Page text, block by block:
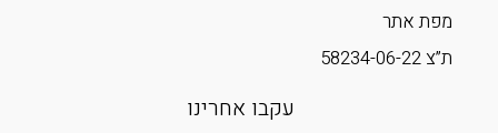
מפת אתר
ת”צ 58234-06-22
עקבו אחרינו